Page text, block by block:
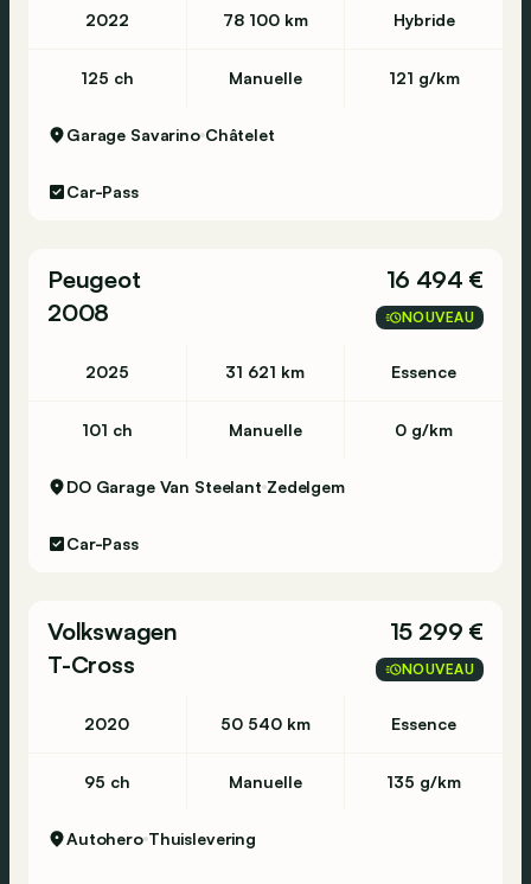
2022 78 100 km Hybride
125 ch Manuelle 121 g/km
Garage Savarino Châtelet
Car-Pass
Peugeot
2008
16 494 €
NOUVEAU
2025 31 621 km Essence
101 ch Manuelle 0 g/km
DO Garage Van Steelant Zedelgem
Car-Pass
Volkswagen
T-Cross
15 299 €
NOUVEAU
2020 50 540 km Essence
95 ch Manuelle 135 g/km
Autohero Thuislevering